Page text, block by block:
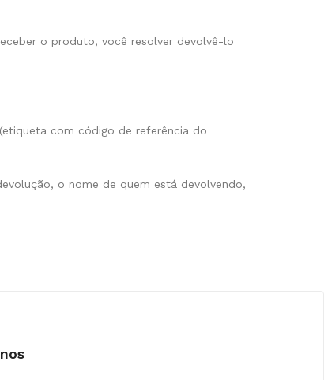
o produto, você resolver devolvê-lo
com código de referência do
o nome de quem está devolvendo,